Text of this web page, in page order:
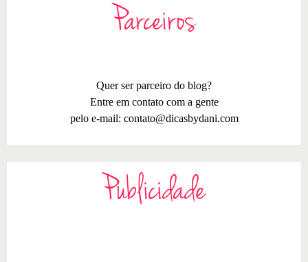
Parceiros
Quer ser parceiro do blog?
Entre em contato com a gente
pelo e-mail: contato@dicasbydani.com
Publicidade